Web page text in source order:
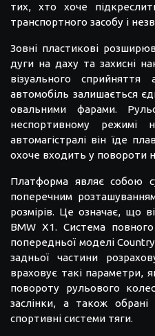
тих, хто хоче
транспортного засобу і
Зовні пластикові
дуги на даху та захисні
візуального
автомобіль залишається
овальними фарами.
неспортивному
автомагістралі він їде
охоче входить у повороти
Платформа являє собою
поперечним
розмірів. Це означає, що
BMW X1. Система
попередньої моделі
задньої частини
враховує такі параметри,
повороту рульового
заслінки, а також
спортивні системи тяги.